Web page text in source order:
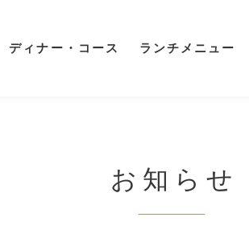
ディナー・コース ランチメニュー
お知らせ